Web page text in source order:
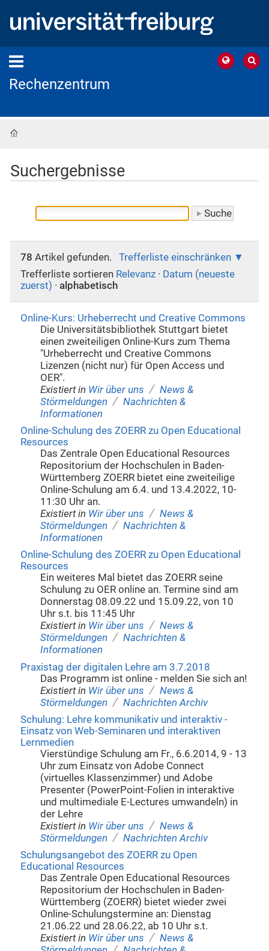
Rechenzentrum
Suchergebnisse
78 Artikel gefunden.
Trefferliste einschränken
Trefferliste sortieren Relevanz · Datum (neueste
zuerst) · alphabetisch
Online-Kurs: Urheberrecht und Creative Commons
Die Universitätsbibliothek Stuttgart bietet
einen zweiteiligen Online-Kurs zum Thema
"Urheberrecht und Creative Commons
Lizenzen (nicht nur) für Open Access und
OER".
Existiert in Wir über uns / News &
Störmeldungen / Nachrichten &
Informationen
Online-Schulung des ZOERR zu Open Educational
Resources
Das Zentrale Open Educational Resources
Repositorium der Hochschulen in Baden-
Württemberg ZOERR bietet eine zweiteilige
Online-Schulung am 6.4. und 13.4.2022, 10-
11:30 Uhr an.
Existiert in Wir über uns / News &
Störmeldungen / Nachrichten &
Informationen
Online-Schulung des ZOERR zu Open Educational
Resources
Ein weiteres Mal bietet das ZOERR seine
Schulung zu OER online an. Termine sind am
Donnerstag 08.09.22 und 15.09.22, von 10
Uhr s.t. bis 11:45 Uhr
Existiert in Wir über uns / News &
Störmeldungen / Nachrichten &
Informationen
Praxistag der digitalen Lehre am 3.7.2018
Das Programm ist online - melden Sie sich an!
Existiert in Wir über uns / News &
Störmeldungen / Nachrichten Archiv
Schulung: Lehre kommunikativ und interaktiv -
Einsatz von Web-Seminaren und interaktiven
Lernmedien
Vierstündige Schulung am Fr., 6.6.2014, 9 - 13
Uhr zum Einsatz von Adobe Connect
(virtuelles Klassenzimmer) und Adobe
Presenter (PowerPoint-Folien in interaktive
und multimediale E-Lectures umwandeln) in
der Lehre
Existiert in Wir über uns / News &
Störmeldungen / Nachrichten Archiv
Schulungsangebot des ZOERR zu Open
Educational Resources
Das Zentrale Open Educational Resources
Repositorium der Hochschulen in Baden-
Württemberg (ZOERR) bietet wieder zwei
Online-Schulungstermine an: Dienstag
21.06.22 und 28.06.22, ab 10 Uhr s.t.
Existiert in Wir über uns / News &